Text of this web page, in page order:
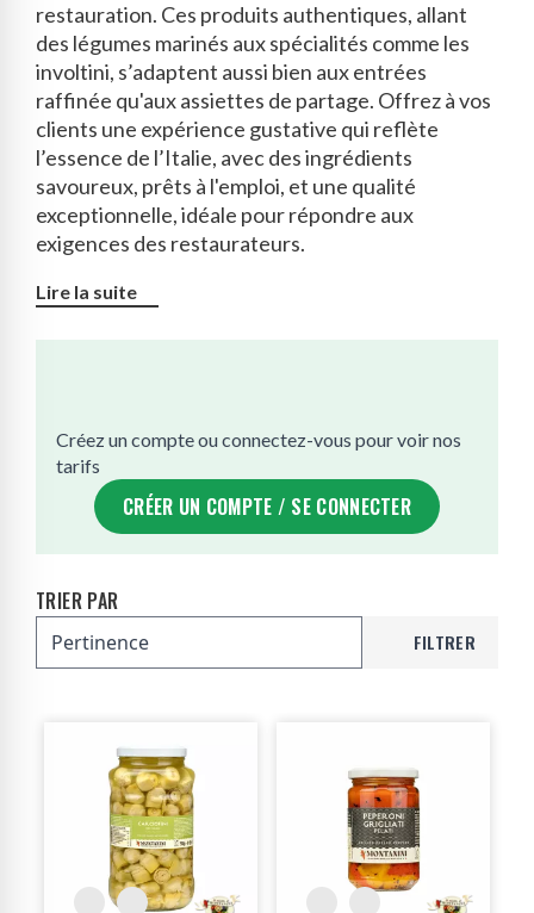
restauration. Ces produits authentiques, allant
des légumes marinés aux spécialités comme les
involtini, s’adaptent aussi bien aux entrées
raffinée qu'aux assiettes de partage. Offrez à vos
clients une expérience gustative qui reflète
l’essence de l’Italie, avec des ingrédients
savoureux, prêts à l'emploi, et une qualité
exceptionnelle, idéale pour répondre aux
exigences des restaurateurs.
Lire la suite
Créez un compte ou connectez-vous pour voir nos
tarifs
CRÉER UN COMPTE / SE CONNECTER
TRIER PAR
FILTRER